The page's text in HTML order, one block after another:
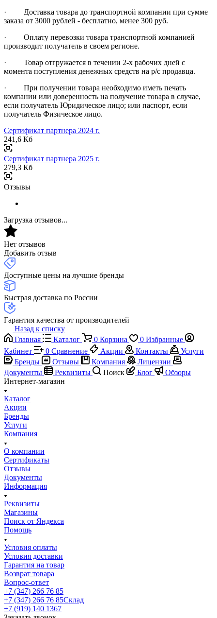
· Доставка товара до транспортной компании при сумме
заказа от 3000 рублей - бесплатно, менее 300 руб.
· Оплату перевозки товара транспортной компанией
производит получатель в своем регионе.
· Товар отгружается в течении 2-х рабочих дней с
момента поступления денежных средств на р/с продавца.
· При получении товара необходимо иметь печать
компании или доверенность на получение товара в случае,
если получатель Юридическое лицо; или паспорт, если
получатель Физическое лицо.
Сертификат партнера 2024 г.
241,6 Кб
Сертификат партнера 2025 г.
279,3 Кб
Отзывы
Загрузка отзывов...
Нет отзывов
Добавить отзыв
Доступные цены на лучшие бренды
Быстрая доставка по России
Гарантия качества от производителей
Назад к списку
Главная
Каталог 0 Корзина 0 Избранные
Кабинет
0 Сравнение Акции Контакты
Услуги
Бренды
Отзывы Компания
Лицензии
Документы
Реквизиты Поиск Блог
Обзоры
Интернет-магазин
Каталог
Акции
Бренды
Услуги
Компания
О компании
Сертификаты
Отзывы
Документы
Информация
Реквизиты
Магазины
Поиск от Яндекса
Помощь
Условия оплаты
Условия доставки
Гарантия на товар
Возврат товара
Вопрос-ответ
+7 (347) 266 76 85
+7 (347) 266 76 85Склад
+7 (919) 140 1367